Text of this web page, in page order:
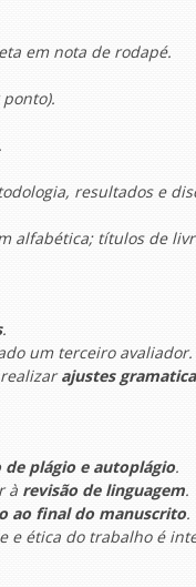
em nota de rodapé.
resultados e
alfabética; títulos de
.
um terceiro avaliador.
ajustes
de plágio e autoplágio.
à revisão de linguagem.
ao final do manuscrito.
ética do trabalho é